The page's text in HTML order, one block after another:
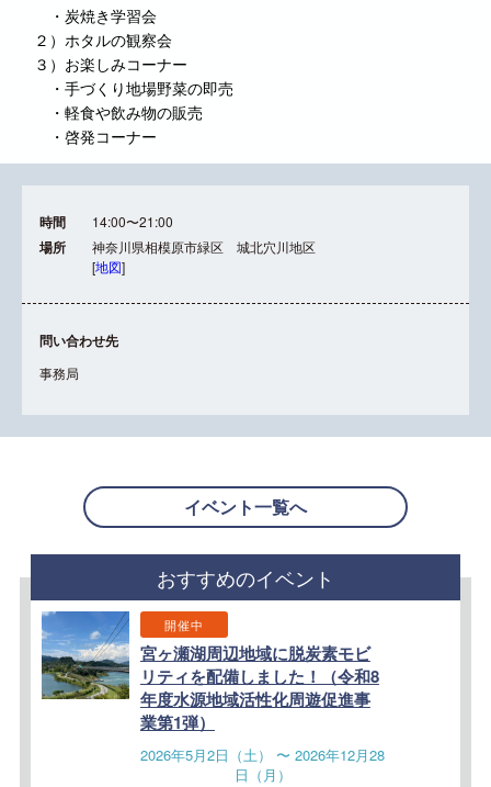
・炭焼き学習会
２）ホタルの観察会
３）お楽しみコーナー
・手づくり地場野菜の即売
・軽食や飲み物の販売
・啓発コーナー
時間 14:00〜21:00
場所
神奈川県相模原市緑区 城北穴川地区
[地図]
問い合わせ先
事務局
イベント一覧へ
おすすめのイベント
開催中
宮ヶ瀬湖周辺地域に脱炭素モビ
リティを配備しました！（令和8
年度水源地域活性化周遊促進事
業第1弾）
2026年5月2日（土） 〜 2026年12月28
日（月）